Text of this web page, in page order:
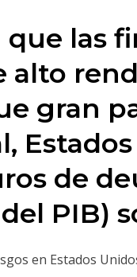
que las
alto
gran
de
PIB)
en Estados